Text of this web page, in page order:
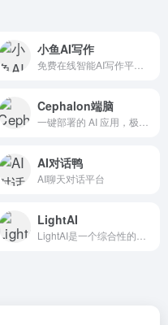
小鱼AI写作
Cephalon端脑
AI对话鸭
AI聊天对话平台
LightAI